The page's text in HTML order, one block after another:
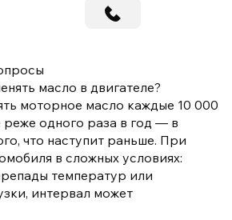
масло в двигателе?
моторное масло каждые 10 000
реже одного раза в год — в
что наступит раньше. При
в сложных условиях:
температур или
интервал может